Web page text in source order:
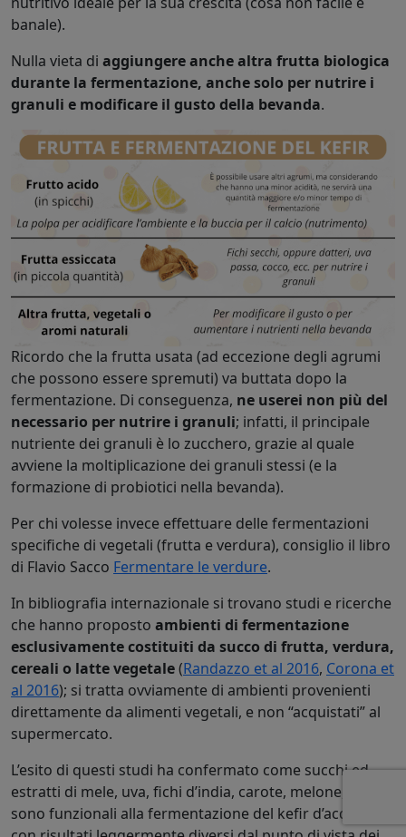
banale).
Nulla vieta di aggiungere anche altra frutta biologica
durante la fermentazione, anche solo per nutrire i
granuli e modificare il gusto della bevanda.
Ricordo che la frutta usata (ad eccezione degli agrumi
che possono essere spremuti) va buttata dopo la
fermentazione. Di conseguenza, ne userei non più del
necessario per nutrire i granuli; infatti, il principale
nutriente dei granuli è lo zucchero, grazie al quale
avviene la moltiplicazione dei granuli stessi (e la
formazione di probiotici nella bevanda).
Per chi volesse invece effettuare delle fermentazioni
specifiche di vegetali (frutta e verdura), consiglio il libro
di Flavio Sacco Fermentare le verdure.
In bibliografia internazionale si trovano studi e ricerche
che hanno proposto ambienti di fermentazione
esclusivamente costituiti da succo di frutta, verdura,
cereali o latte vegetale(Randazzo et al 2016, Corona et
al 2016); si tratta ovviamente di ambienti provenienti
direttamente da alimenti vegetali, e non “acquistati” al
supermercato.
L’esito di questi studi ha confermato come succhi ed
estratti di mele, uva, fichi d’india, carote, melone, ecc.
sono funzionali alla fermentazione del kefir d’acqua,